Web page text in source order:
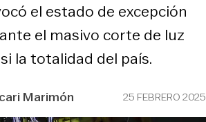
el estado de excepción
el masivo corte de luz
la totalidad del país.
Marimón 25 FEBRERO 2025